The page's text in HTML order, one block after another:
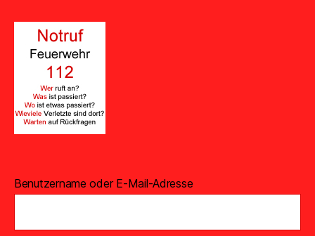
Benutzername oder E-Mail-Adresse